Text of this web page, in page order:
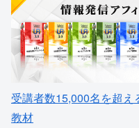
受講者数15,000名を超え
教材